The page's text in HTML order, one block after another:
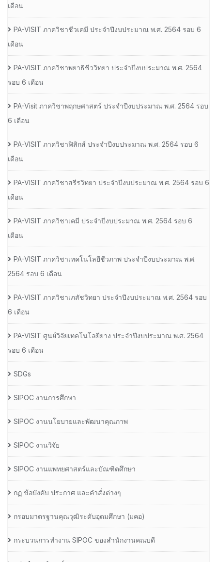
เดือน
PA-VISIT ภาควิชาชีวเคมี ประจำปีงบประมาณ พ.ศ. 2564 รอบ 6
เดือน
PA-VISIT ภาควิชาพยาธิชีววิทยา ประจำปีงบประมาณ พ.ศ. 2564
รอบ 6 เดือน
PA-Visit ภาควิชาพฤกษศาสตร์ ประจำปีงบประมาณ พ.ศ. 2564 รอบ
6 เดือน
PA-VISIT ภาควิชาฟิสิกส์ ประจำปีงบประมาณ พ.ศ. 2564 รอบ 6
เดือน
PA-VISIT ภาควิชาสรีรวิทยา ประจำปีงบประมาณ พ.ศ. 2564 รอบ 6
เดือน
PA-VISIT ภาควิชาเคมี ประจำปีงบประมาณ พ.ศ. 2564 รอบ 6
เดือน
PA-VISIT ภาควิชาเทคโนโลยีชีวภาพ ประจำปีงบประมาณ พ.ศ.
2564 รอบ 6 เดือน
PA-VISIT ภาควิชาเภสัชวิทยา ประจำปีงบประมาณ พ.ศ. 2564 รอบ
6 เดือน
PA-VISIT ศูนย์วิจัยเทคโนโลยียาง ประจำปีงบประมาณ พ.ศ. 2564
รอบ 6 เดือน
SDGs
SIPOC งานการศึกษา
SIPOC งานนโยบายและพัฒนาคุณภาพ
SIPOC งานวิจัย
SIPOC งานแพทยศาสตร์และบัณฑิตศึกษา
กฏ ข้อบังคับ ประกาศ และคำสั่งต่างๆ
กรอบมาตรฐานคุณวุฒิระดับอุดมศึกษา (มคอ)
กระบวนการทำงาน SIPOC ของสำนักงานคณบดี